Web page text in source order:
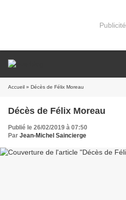
Publicité
Accueil » Décès de Félix Moreau
Décès de Félix Moreau
Publié le 26/02/2019 à 07:50
Par Jean-Michel Saincierge